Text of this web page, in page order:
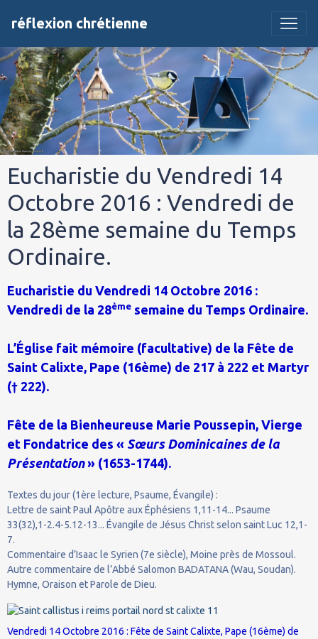
réflexion chrétienne
Eucharistie du Vendredi 14
Octobre 2016 : Vendredi de
la 28ème semaine du Temps
Ordinaire.
Eucharistie du Vendredi 14 Octobre 2016 :
Vendredi de la 28ème semaine du Temps Ordinaire.
L’Église fait mémoire (facultative) de la Fête de
Saint Calixte, Pape (16ème) de 217 à 222 et Martyr
(† 222).
Fête de la Bienheureuse Marie Poussepin, Vierge
et Fondatrice des « Sœurs Dominicaines de la
Présentation» (1653-1744).
Textes du jour (1ère lecture, Psaume, Évangile) :
Lettre de saint Paul Apôtre aux Éphésiens 1,11-14... Psaume
33(32),1-2.4-5.12-13... Évangile de Jésus Christ selon saint Luc 12,1-
7.
Commentaire d’Isaac le Syrien (7e siècle), Moine près de Mossoul.
Autre commentaire de l’Abbé Salomon BADATANA (Wau, Soudan).
Hymne, Oraison et Parole de Dieu.
Vendredi 14 Octobre 2016 : Fête de Saint Calixte, Pape (16ème) de